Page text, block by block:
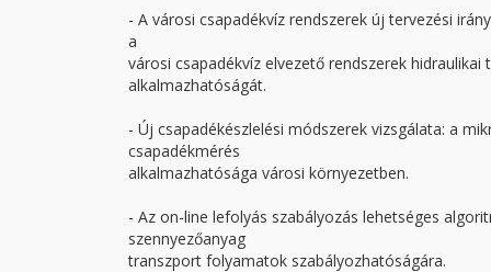
- A városi csapadékvíz rendszerek új tervezési
a
városi csapadékvíz elvezető rendszerek
alkalmazhatóságát.
- Új csapadékészlelési módszerek vizsgálata: a
csapadékmérés
alkalmazhatósága városi környezetben.
- Az on-line lefolyás szabályozás lehetséges
szennyezőanyag
transzport folyamatok szabályozhatóságára.